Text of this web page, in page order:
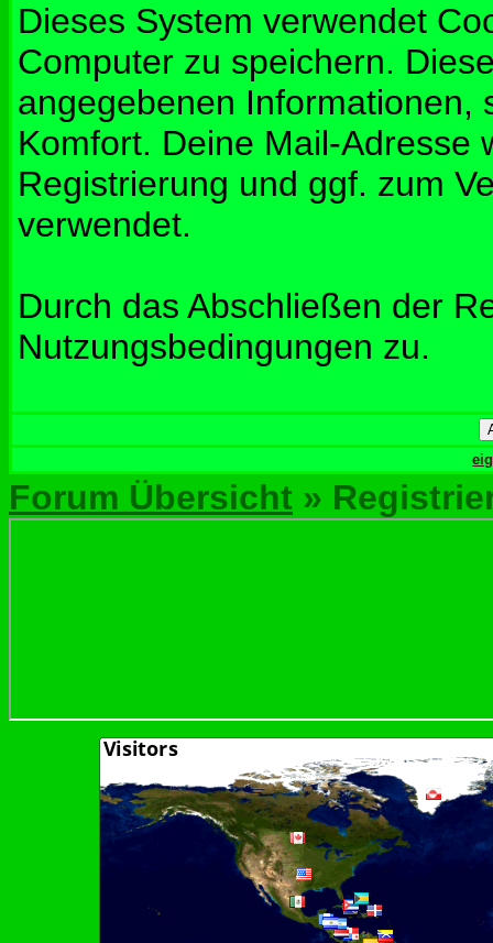
Dieses System verwendet
Computer zu speichern.
angegebenen Informationen,
Komfort. Deine Mail-Adresse
Registrierung und ggf. zum
verwendet.
Durch das Abschließen der
Nutzungsbedingungen zu.
Forum Übersicht »